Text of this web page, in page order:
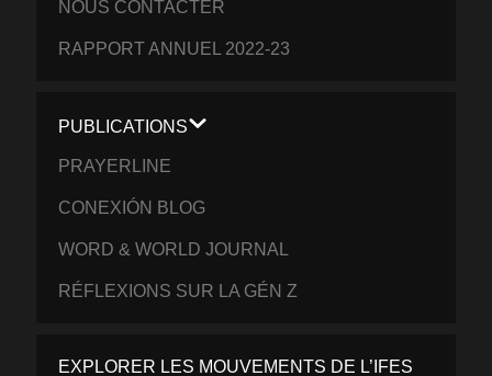
NOUS CONTACTER
RAPPORT ANNUEL 2022-23
PUBLICATIONS
PRAYERLINE
CONEXIÓN BLOG
WORD & WORLD JOURNAL
RÉFLEXIONS SUR LA GÉN Z
EXPLORER LES MOUVEMENTS DE L’IFES